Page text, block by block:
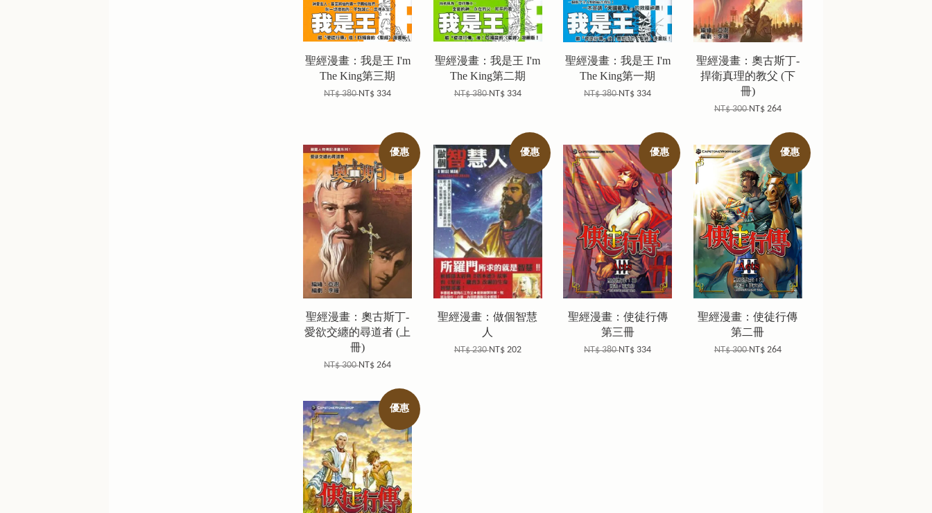
聖經漫畫：我是王 I'm
The King第三期
NT$ 380NT$ 334
聖經漫畫：我是王 I'm
The King第二期
NT$ 380NT$ 334
聖經漫畫：我是王 I'm
The King第一期
NT$ 380NT$ 334
聖經漫畫：奧古斯丁-
捍衛真理的教父 (下
冊)
NT$ 300NT$ 264
優惠
聖經漫畫：奧古斯丁-
愛欲交纏的尋道者 (上
冊)
NT$ 300NT$ 264
優惠
聖經漫畫：做個智慧
人
NT$ 230NT$ 202
優惠
聖經漫畫：使徒行傳
第三冊
NT$ 380NT$ 334
優惠
聖經漫畫：使徒行傳
第二冊
NT$ 300NT$ 264
優惠